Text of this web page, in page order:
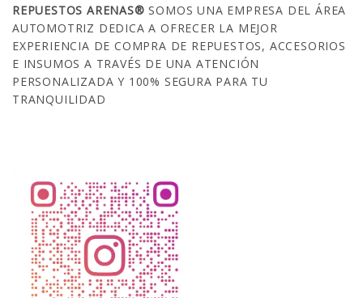
REPUESTOS ARENAS®SOMOS UNA EMPRESA DEL ÁREA
AUTOMOTRIZ DEDICA A OFRECER LA MEJOR
EXPERIENCIA DE COMPRA DE REPUESTOS, ACCESORIOS
E INSUMOS A TRAVÉS DE UNA ATENCIÓN
PERSONALIZADA Y 100% SEGURA PARA TU
TRANQUILIDAD